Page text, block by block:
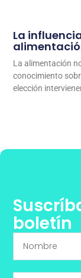
La
La alimentación
conocimiento
elección
boletín